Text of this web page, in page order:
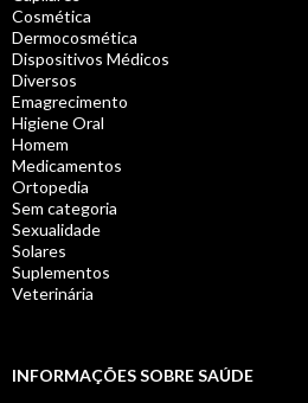
Cosmética
Dermocosmética
Dispositivos Médicos
Diversos
Emagrecimento
Higiene Oral
Homem
Medicamentos
Ortopedia
Sem categoria
Sexualidade
Solares
Suplementos
Veterinária
INFORMAÇÕES SOBRE SAÚDE